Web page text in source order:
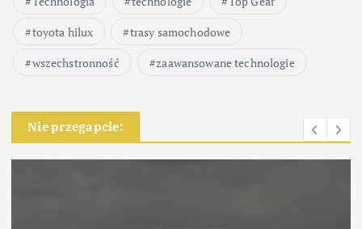
toyota hilux
trasy samochodowe
wszechstronność
zaawansowane technologie
Nie przegapcie: